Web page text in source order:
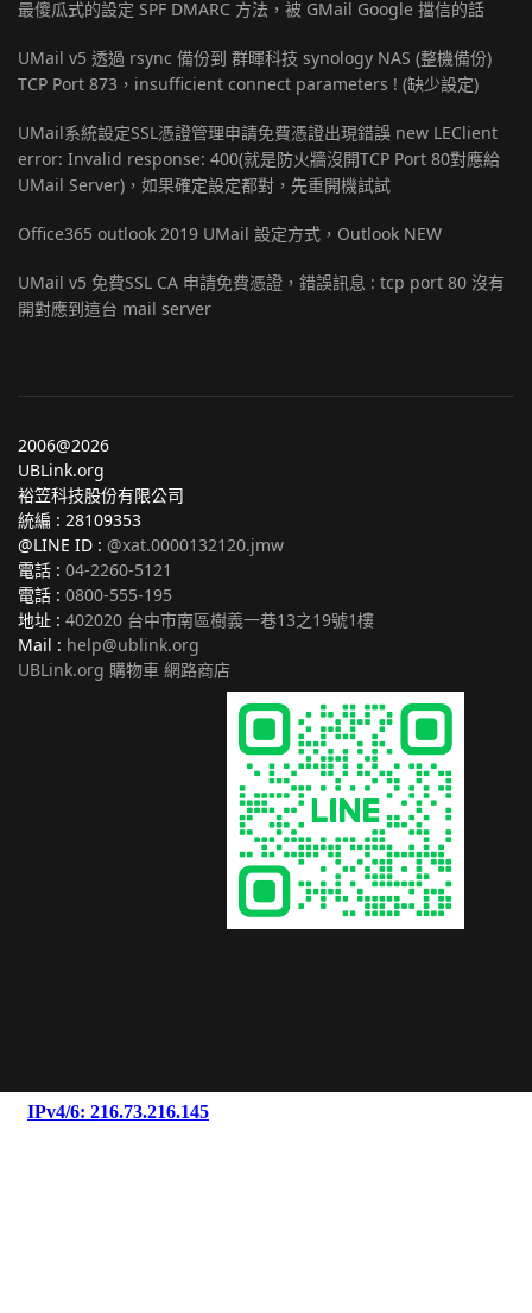
最傻瓜式的設定 SPF DMARC 方法，被 GMail Google 擋信的話
UMail v5 透過 rsync 備份到 群暉科技 synology NAS (整機備份)
TCP Port 873，insufficient connect parameters ! (缺少設定)
UMail系統設定SSL憑證管理申請免費憑證出現錯誤 new LEClient
error: Invalid response: 400(就是防火牆沒開TCP Port 80對應給
UMail Server)，如果確定設定都對，先重開機試試
Office365 outlook 2019 UMail 設定方式，Outlook NEW
UMail v5 免費SSL CA 申請免費憑證，錯誤訊息 : tcp port 80 沒有
開對應到這台 mail server
2006@2026
UBLink.org
裕笠科技股份有限公司
統編 : 28109353
@LINE ID : @xat.0000132120.jmw
電話 : 04-2260-5121
電話 : 0800-555-195
地址 : 402020 台中市南區樹義一巷13之19號1樓
Mail : help@ublink.org
UBLink.org 購物車 網路商店